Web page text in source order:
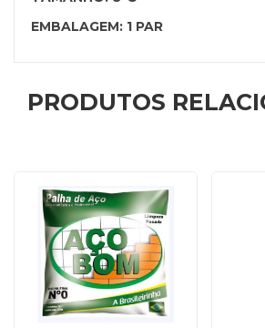
EMBALAGEM: 1 PAR
PRODUTOS